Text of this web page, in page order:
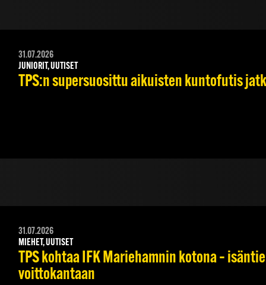
31.07.2026
JUNIORIT, UUTISET
TPS:n supersuosittu aikuisten kuntofutis
31.07.2026
MIEHET, UUTISET
TPS kohtaa IFK Mariehamnin kotona –
voittokantaan